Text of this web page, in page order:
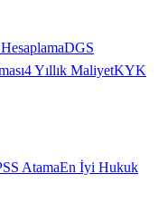
DGS
4 Yıllık MaliyetKYK
AtamaEn İyi Hukuk